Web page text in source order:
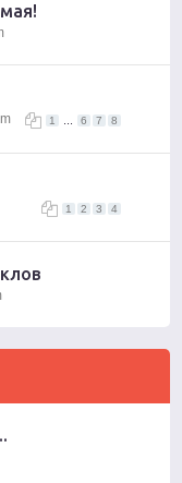
1 6 7 8
1 2 3 4